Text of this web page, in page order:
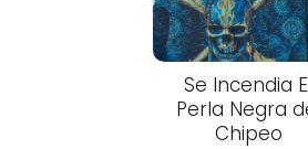
Se Incendia
Perla Negra
Chipeo